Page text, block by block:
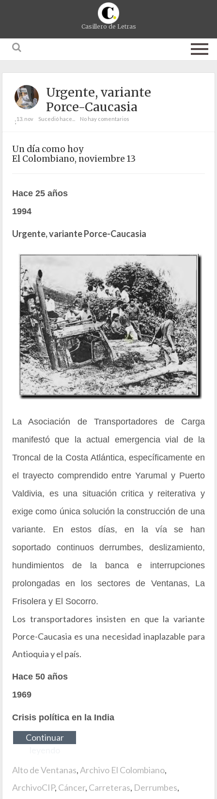
Casillero de Letras
Urgente, variante
Porce-Caucasia
;13. nov Sucedió hace... No hay comentarios
Un día como hoy
El Colombiano, noviembre 13
Hace 25 años
1994
Urgente, variante Porce-Caucasia
La Asociación de Transportadores de Carga
manifestó que la actual emergencia vial de la
Troncal de la Costa Atlántica, específicamente en
el trayecto comprendido entre Yarumal y Puerto
Valdivia, es una situación critica y reiterativa y
exige como única solución la construcción de una
variante. En estos días, en la vía se han
soportado continuos derrumbes, deslizamiento,
hundimientos de la banca e interrupciones
prolongadas en los sectores de Ventanas, La
Frisolera y El Socorro.
Los transportadores insisten en que la variante
Porce-Caucasia es una necesidad inaplazable para
Antioquia y el país.
Hace 50 años
1969
Crisis política en la India
Continuar
Alto de Ventanas,Archivo El Colombiano,
ArchivoCIP, Cáncer, Carreteras, Derrumbes,